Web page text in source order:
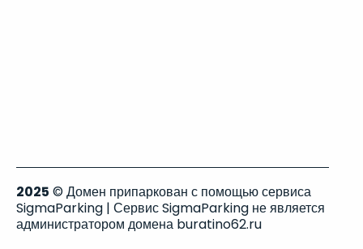
2025 © Домен припаркован с помощью сервиса
SigmaParking | Сервис SigmaParking не является
администратором домена buratino62.ru